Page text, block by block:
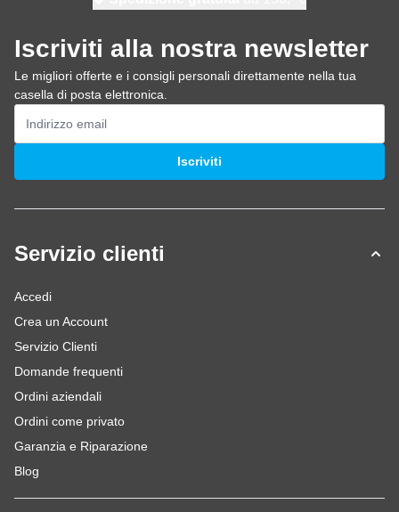
Iscriviti alla nostra newsletter
Le migliori offerte e i consigli personali direttamente nella tua
casella di posta elettronica.
Indirizzo email
Iscriviti
Servizio clienti
Accedi
Crea un Account
Servizio Clienti
Domande frequenti
Ordini aziendali
Ordini come privato
Garanzia e Riparazione
Blog